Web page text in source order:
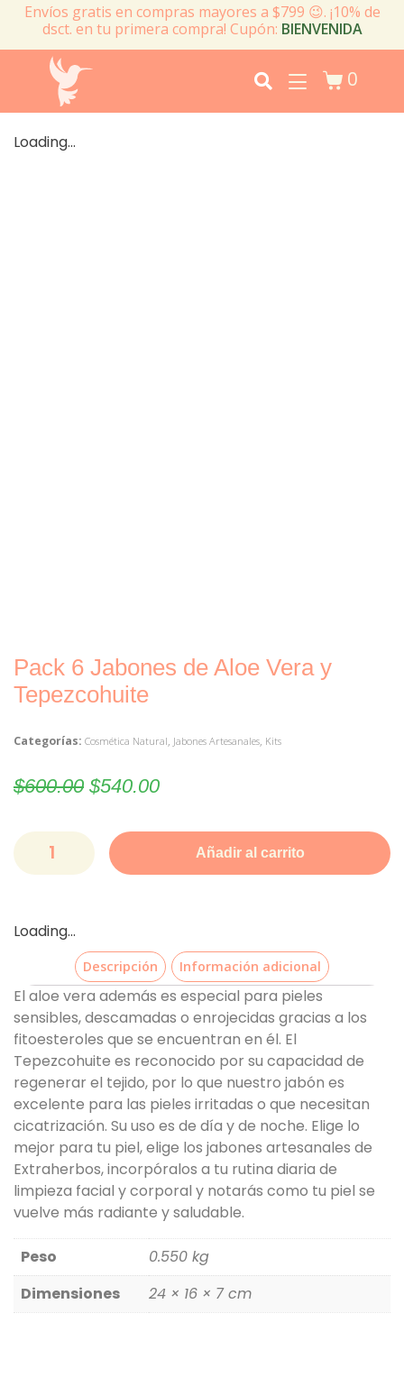
Envíos gratis en compras mayores a $799 😉. ¡10% de
dsct. en tu primera compra! Cupón: BIENVENIDA
0
Loading...
Pack 6 Jabones de Aloe Vera y
Tepezcohuite
Categorías: Cosmética Natural, Jabones Artesanales, Kits
$600.00 $540.00
Añadir al carrito
Loading...
Descripción Información adicional
El aloe vera además es especial para pieles
sensibles, descamadas o enrojecidas gracias a los
fitoesteroles que se encuentran en él. El
Tepezcohuite es reconocido por su capacidad de
regenerar el tejido, por lo que nuestro jabón es
excelente para las pieles irritadas o que necesitan
cicatrización. Su uso es de día y de noche. Elige lo
mejor para tu piel, elige los jabones artesanales de
Extraherbos, incorpóralos a tu rutina diaria de
limpieza facial y corporal y notarás como tu piel se
vuelve más radiante y saludable.
Peso
0.550 kg
Dimensiones
24 × 16 × 7 cm